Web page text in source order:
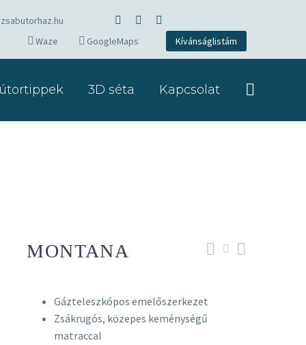
Waze
GoogleMaps Kívánságlistám
3D séta Kapcsolat
MONTANA
Gázteleszkópos emelőszerkezet
Zsákrugós, közepes keménységű
matraccal